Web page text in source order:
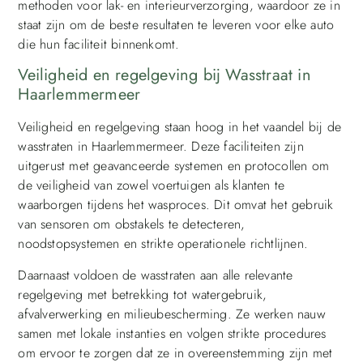
methoden voor lak- en interieurverzorging, waardoor ze in
staat zijn om de beste resultaten te leveren voor elke auto
die hun faciliteit binnenkomt.
Veiligheid en regelgeving bij Wasstraat in
Haarlemmermeer
Veiligheid en regelgeving staan hoog in het vaandel bij de
wasstraten in Haarlemmermeer. Deze faciliteiten zijn
uitgerust met geavanceerde systemen en protocollen om
de veiligheid van zowel voertuigen als klanten te
waarborgen tijdens het wasproces. Dit omvat het gebruik
van sensoren om obstakels te detecteren,
noodstopsystemen en strikte operationele richtlijnen.
Daarnaast voldoen de wasstraten aan alle relevante
regelgeving met betrekking tot watergebruik,
afvalverwerking en milieubescherming. Ze werken nauw
samen met lokale instanties en volgen strikte procedures
om ervoor te zorgen dat ze in overeenstemming zijn met